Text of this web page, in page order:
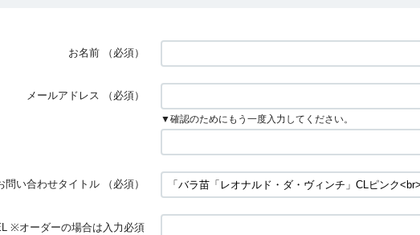
お名前 （必須）
メールアドレス （必須）
▼確認のためにもう一度入力してください。
問い合わせタイトル （必須）
※オーダーの場合は入力必須